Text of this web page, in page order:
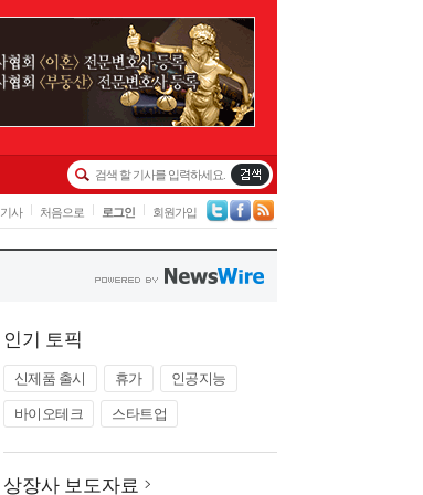
인기 토픽
신제품 출시 휴가
인공지능
바이오테크
스타트업
상장사 보도자료